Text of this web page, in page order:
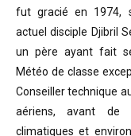
fut gracié en 1974,
actuel disciple Djibril
un père ayant fait
Météo de classe
Conseiller technique
aériens, avant de
climatiques et